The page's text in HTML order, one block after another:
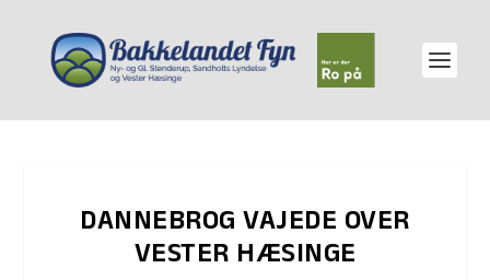
DANNEBROG VAJEDE OVER
VESTER HÆSINGE